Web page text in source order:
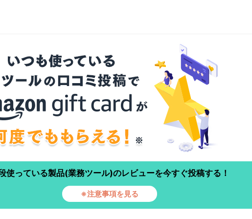
使っている製品(業務ツール)のレビューを今すぐ投稿する！
※注意事項を見る